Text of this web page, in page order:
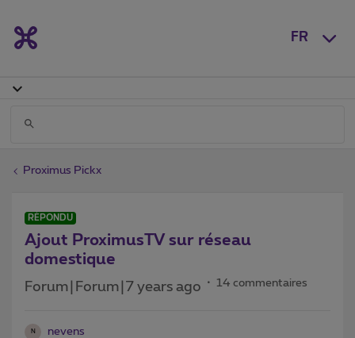
FR
Proximus Pickx
RÉPONDU
Ajout ProximusTV sur réseau
domestique
Forum|Forum|7 years ago 14 commentaires
N nevens